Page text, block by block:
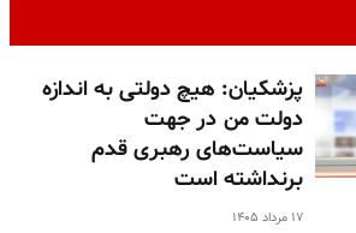
پزشکیان: هیچ دولتی به اندازه
دولت من در جهت
سیاست‌های رهبری قدم
برنداشته است
۱۷ مرداد ۱۴۰۵